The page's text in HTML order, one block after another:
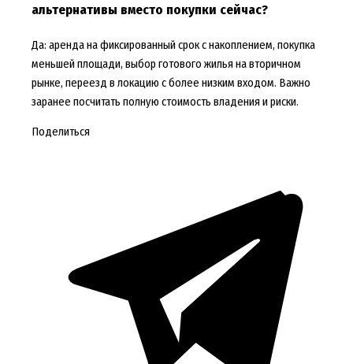
альтернативы вместо покупки сейчас?
Да: аренда на фиксированный срок с накоплением, покупка
меньшей площади, выбор готового жилья на вторичном
рынке, переезд в локацию с более низким входом. Важно
заранее посчитать полную стоимость владения и риски.
Поделиться